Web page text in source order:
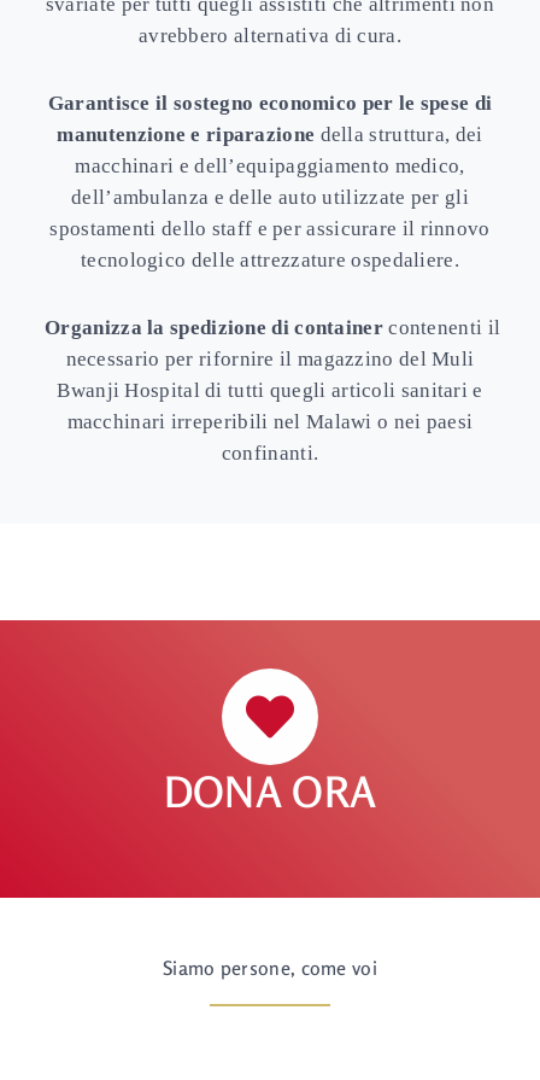
avrebbero alternativa di cura.
Garantisce il sostegno economico per le spese di
manutenzione e riparazione della struttura, dei
macchinari e dell’equipaggiamento medico,
dell’ambulanza e delle auto utilizzate per gli
spostamenti dello staff e per assicurare il rinnovo
tecnologico delle attrezzature ospedaliere.
Organizza la spedizione di containercontenenti il
necessario per rifornire il magazzino del Muli
Bwanji Hospital di tutti quegli articoli sanitari e
macchinari irreperibili nel Malawi o nei paesi
confinanti.
DONA ORA
Siamo persone, come voi